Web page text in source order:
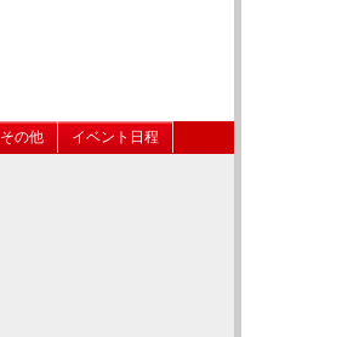
その他 イベント日程